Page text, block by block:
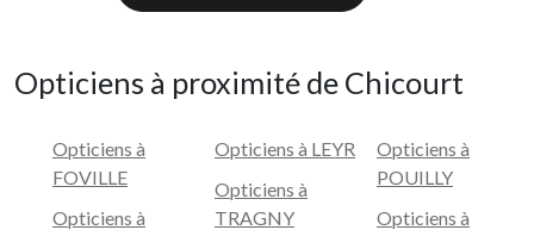
Opticiens à proximité de Chicourt
Opticiens à
FOVILLE
Opticiens à
Opticiens à LEYR
Opticiens à
TRAGNY
Opticiens à
POUILLY
Opticiens à